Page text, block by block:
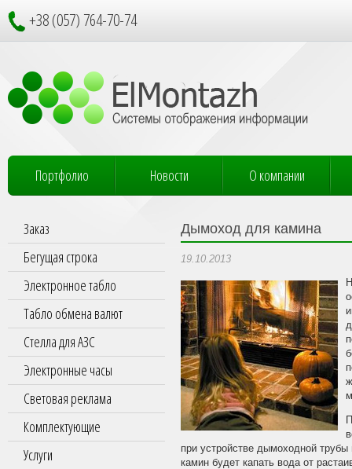
+38 (057) 764-70-74
Портфолио Новости О компании
Заказ
Бегущая строка
Электронное табло
Табло обмена валют
Стелла для АЗС
Электронные часы
Световая реклама
Комплектующие
Услуги
Дымоход для камина
19.10.2013
при устройстве дымоходной
камин будет капать вода от